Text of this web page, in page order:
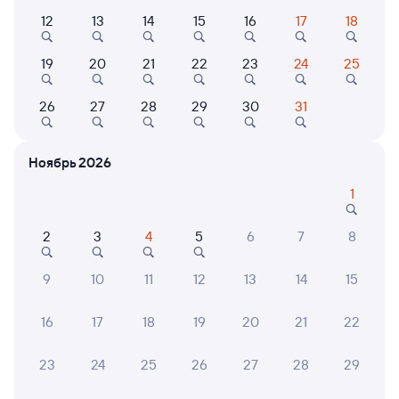
100С Проходящий 7,2
Сочи
из Адлера
Тула-1-Курская
06:07 21:26
1 д 15 ч 19 м в пути
Дни следования
от 3 ⁠941 ⁠₽ 5 ⁠007 ⁠₽
Выберите дату
084Э Проходящий 8,4
15:29 01:40
1 д 10 ч 11 м в пути
12 13 14 15 16 17 18
19 20 21 22 23 24 25
26 27 28 29 30 31
Ноябрь 2026
1
2 3 4 5 6 7 8
9 10 11 12 13 14 15
16 17 18 19 20 21 22
23 24 25 26 27 28 29